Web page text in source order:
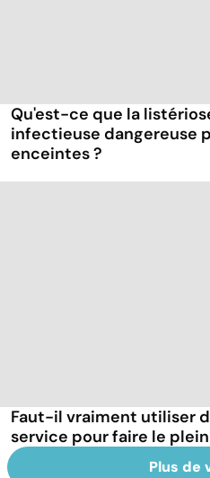
Qu'est-ce que la
infectieuse dangereuse
enceintes ?
Faut-il vraiment utiliser
service pour faire le plein
Plus de